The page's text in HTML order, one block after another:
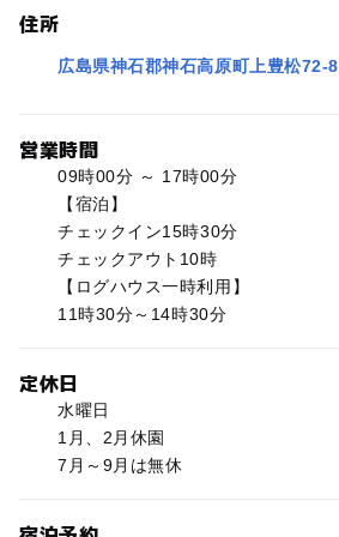
住所
広島県神石郡神石高原町上豊松72-8
営業時間
09時00分 ～ 17時00分
【宿泊】
チェックイン15時30分
チェックアウト10時
【ログハウス一時利用】
11時30分～14時30分
定休日
水曜日
1月、2月休園
7月～9月は無休